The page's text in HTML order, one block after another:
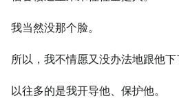
我当然没那个脸。
所以，我不情愿又没办法地跟他下
以往多的是我开导他、保护他。